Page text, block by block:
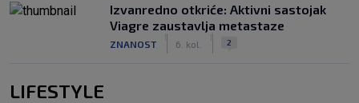
Izvanredno otkriće: Aktivni sastojak
Viagre zaustavlja metastaze
ZNANOST 6. kol. 2
LIFESTYLE